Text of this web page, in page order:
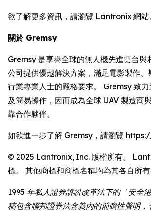
欲了解更多資訊，請瀏覽 Lantronix 網站
關於 Gremsy
Gremsy 是享譽全球的無人機先進雲台與
公司提供優越解決方案，滿足電影製作
行業專業人士的嚴格要求。 Gremsy 致
及簡易操作，因而成為全球 UAV 製造商
靠合作夥伴。
如欲進一步了解 Gremsy，請瀏覽
© 2025 Lantronix, Inc. 版權所有。
標。 其他商標和商標名稱均為其各自所有
1995 年私人證券訴訟改革法下的「安全
稿包含聯邦證券法含義內的前瞻性聲明，